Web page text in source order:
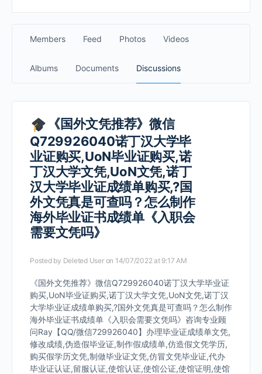
Members Feed Photos Videos
Albums Documents Discussions
《国外文凭推荐》微信
Q729926040诺丁汉大学毕
业证购买,UoN毕业证购买,诺
丁汉大学文凭,UoN文凭,诺丁
汉大学毕业证成绩单购买,?国
外文凭真是可查吗？怎么制作
海外毕业证书成绩单《入职会
需要文凭吗》
Posted by Deleted User on 14/07/2022 at 9:17 AM
《国外文凭推荐》微信Q729926040诺丁汉大学毕业证
购买,UoN毕业证购买,诺丁汉大学文凭,UoN文凭,诺丁汉
大学毕业证成绩单购买,?国外文凭真是可查吗？怎么制作
海外毕业证书成绩单《入职会需要文凭吗》咨询专业顾
问Ray【QQ/微信729926040】办理毕业证成绩单文凭,
修改成绩,伪造假毕业证,制作假成绩单,仿造假文凭学历,
购买假学历文凭,制做毕业证文凭,仿冒文凭毕业证,代办
毕业证认证,留服认证,使馆认证,使馆公证,使馆证明,使馆